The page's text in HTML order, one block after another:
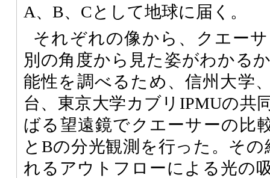
A、B、Cとして地球に届く。
それぞれの像から、クエー
別の角度から見た姿がわかる
能性を調べるため、信州大学
台、東京大学カブリIPMUの共
ばる望遠鏡でクエーサーの比
とBの分光観測を行った。そ
れるアウトフローによる光の